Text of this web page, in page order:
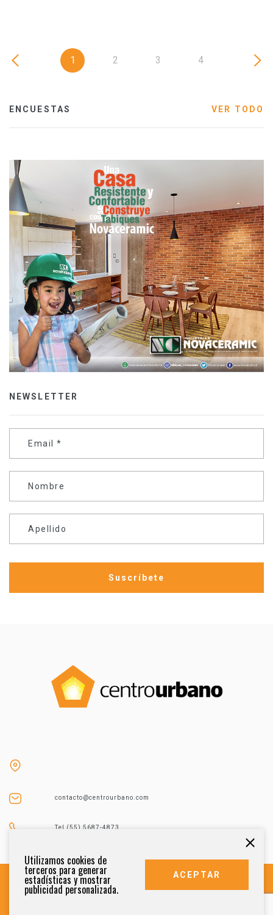
1 2 3 4
ENCUESTAS VER TODO
NEWSLETTER
Email *
Nombre
Apellido
contacto@centrourbano.com
Tel (55) 5687-4873
Utilizamos cookies de
terceros para generar
estadísticas y mostrar
publicidad personalizada.
ACEPTAR